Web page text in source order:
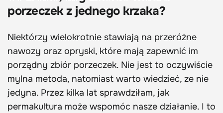
porzeczek z jednego krzaka?
Niektórzy wielokrotnie stawiają na przeróżne
nawozy oraz opryski, które mają zapewnić im
porządny zbiór porzeczek. Nie jest to oczywiście
mylna metoda, natomiast warto wiedzieć, ze nie
jedyna. Przez kilka lat sprawdziłam, jak
permakultura może wspomóc nasze działanie. I to